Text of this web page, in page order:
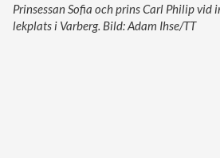
Prinsessan Sofia och prins Carl Philip vid
lekplats i Varberg. Bild: Adam Ihse/TT